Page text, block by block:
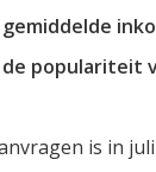
populariteit
is in